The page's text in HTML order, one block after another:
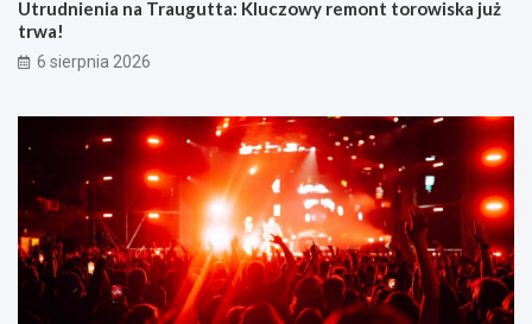
Utrudnienia na Traugutta: Kluczowy remont torowiska już
trwa!
6 sierpnia 2026